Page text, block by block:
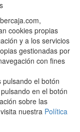
cookies propias
y a los servicios
gestionadas por
con fines
pulsando el botón
en el botón
sobre las
nuestra Política